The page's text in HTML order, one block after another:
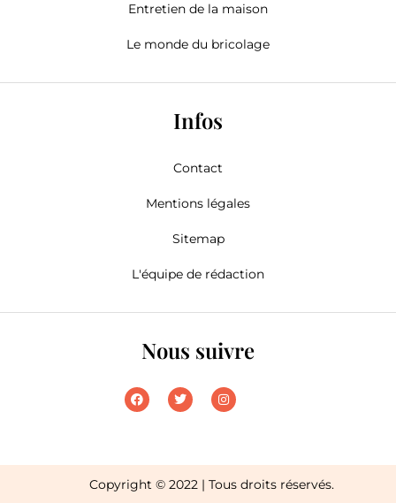
Entretien de la maison
Le monde du bricolage
Infos
Contact
Mentions légales
Sitemap
L'équipe de rédaction
Nous suivre
Copyright © 2022 | Tous droits réservés.